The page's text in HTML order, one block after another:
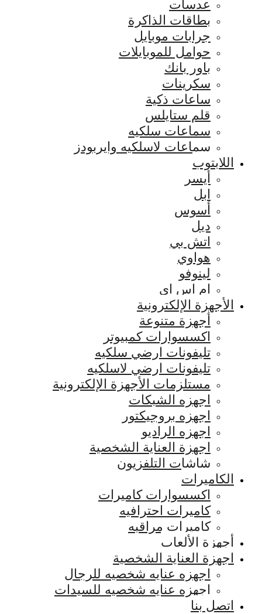
عدسات
بطاقات الذاكرة
جرابات موبايل
حوامل للموبايلات
باور بانك
سكرينات
ساعات ذكية
قلم ستايلس
سماعات سلكيه
سماعات لاسلكيه وايربودز
اللابتوب
أيسر
ابل
أسوس
ديل
اتش بي
هواوي
لينوفو
ام اس اي
الأجهزة الإلكترونية
أجهزة متنوعة
اكسسوارات كمبيوتر
تليفونات ارضي سلكيه
تليفونات ارضي لاسلكيه
مستلزمات الأجهزة الإلكترونية
اجهزه الشبكات
اجهزه بروجيكتور
اجهزه الراديو
اجهزة العناية الشخصية
شاشات التلفزيون
الكاميرات
اكسسوارات كاميرات
كاميرات احترافيه
كاميرات مراقبه
أجهزة الألعاب
اجهزة العناية الشخصية
اجهزه عنايه شخصيه للرجال
اجهزه عنايه شخصيه للسيدات
اتصل بنا